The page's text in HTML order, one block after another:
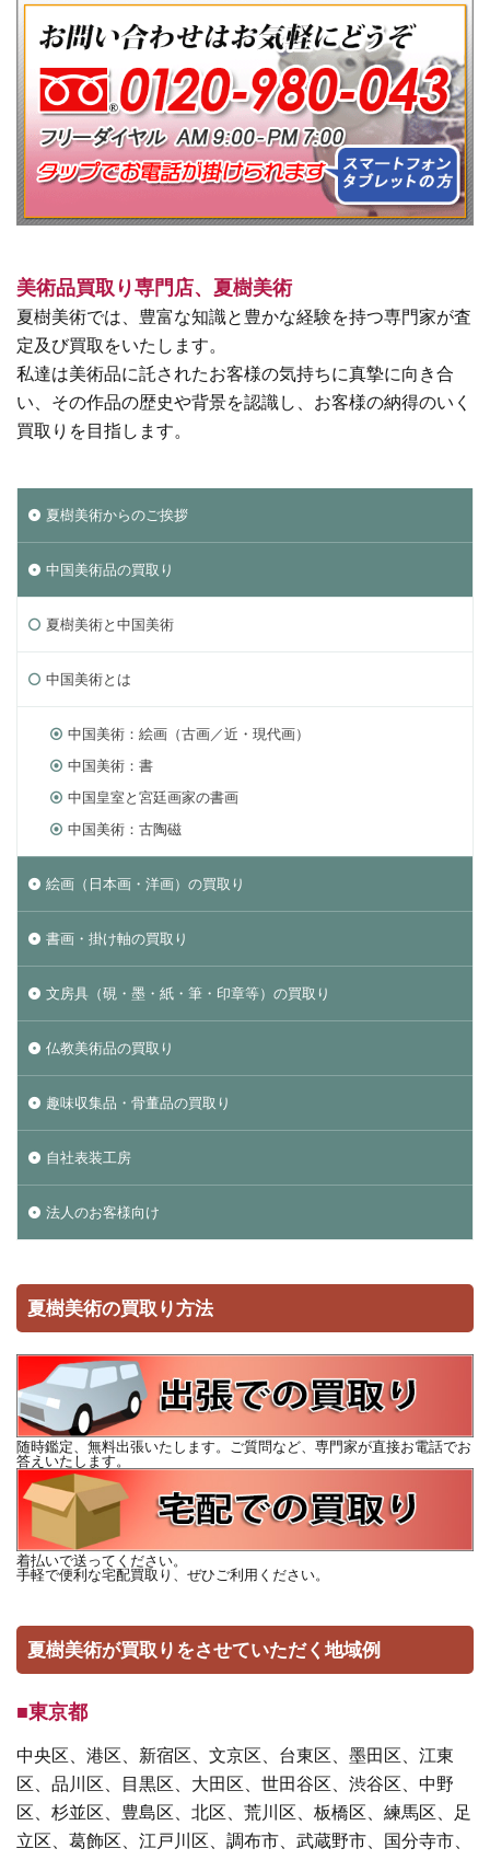
美術品買取り専門店、夏樹美術
夏樹美術では、豊富な知識と豊かな経験を持つ専門家が査
定及び買取をいたします。
私達は美術品に託されたお客様の気持ちに真摯に向き合
い、その作品の歴史や背景を認識し、お客様の納得のいく
買取りを目指します。
夏樹美術からのご挨拶
中国美術品の買取り
夏樹美術と中国美術
中国美術とは
中国美術：絵画（古画／近・現代画）
中国美術：書
中国皇室と宮廷画家の書画
中国美術：古陶磁
絵画（日本画・洋画）の買取り
書画・掛け軸の買取り
文房具（硯・墨・紙・筆・印章等）の買取り
仏教美術品の買取り
趣味収集品・骨董品の買取り
自社表装工房
法人のお客様向け
夏樹美術の買取り方法
随時鑑定、無料出張いたします。ご質問など、専門家が直接お電話でお
答えいたします。
着払いで送ってください。
手軽で便利な宅配買取り、ぜひご利用ください。
夏樹美術が買取りをさせていただく地域例
■東京都
中央区、港区、新宿区、文京区、台東区、墨田区、江東
区、品川区、目黒区、大田区、世田谷区、渋谷区、中野
区、杉並区、豊島区、北区、荒川区、板橋区、練馬区、足
立区、葛飾区、江戸川区、調布市、武蔵野市、国分寺市、